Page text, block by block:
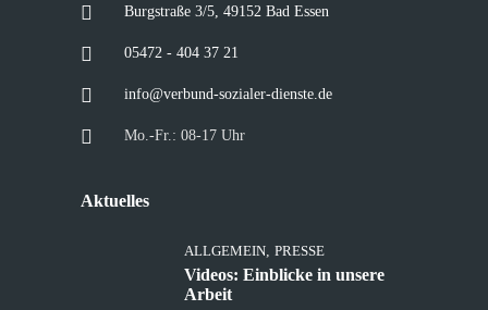
Burgstraße 3/5, 49152 Bad Essen
05472 - 404 37 21
info@verbund-sozialer-dienste.de
Mo.-Fr.: 08-17 Uhr
Aktuelles
ALLGEMEIN, PRESSE
Videos: Einblicke in unsere
Arbeit